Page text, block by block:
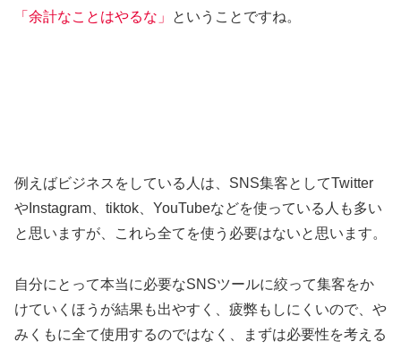
「余計なことはやるな」
ということですね。
例えばビジネスをしている人は、SNS集客としてTwitter
やInstagram、tiktok、YouTubeなどを使っている人も多い
と思いますが、これら全てを使う必要はないと思います。
自分にとって本当に必要なSNSツールに絞って集客をか
けていくほうが結果も出やすく、疲弊もしにくいので、や
みくもに全て使用するのではなく、まずは必要性を考える